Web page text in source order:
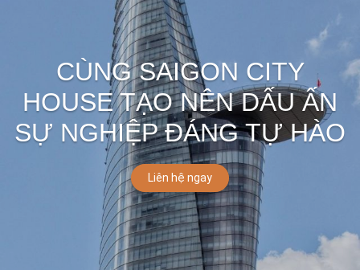
CÙNG SAIGON CITY
HOUSE TẠO NÊN DẤU ẤN
SỰ NGHIỆP ĐÁNG TỰ HÀO
Liên hệ ngay